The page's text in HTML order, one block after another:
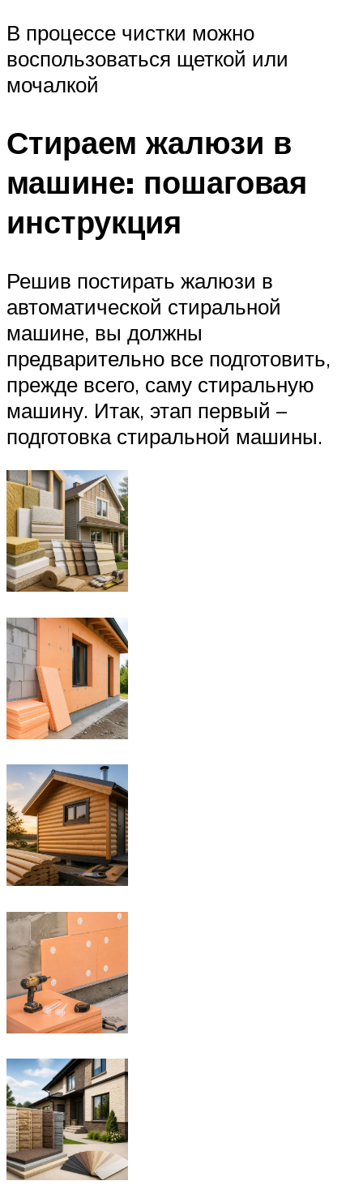
В процессе чистки можно
воспользоваться щеткой или
мочалкой
Стираем жалюзи в
машине: пошаговая
инструкция
Решив постирать жалюзи в
автоматической стиральной
машине, вы должны
предварительно все подготовить,
прежде всего, саму стиральную
машину. Итак, этап первый –
подготовка стиральной машины.